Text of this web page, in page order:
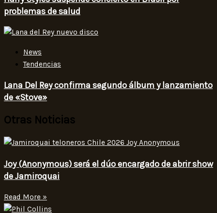
problemas de salud
News
Tendencias
Lana Del Rey confirma segundo álbum y lanzamiento
de «Stove»
Otras Noticias
Joy (Anonymous) será el dúo encargado de abrir show
de Jamiroquai
Read More »